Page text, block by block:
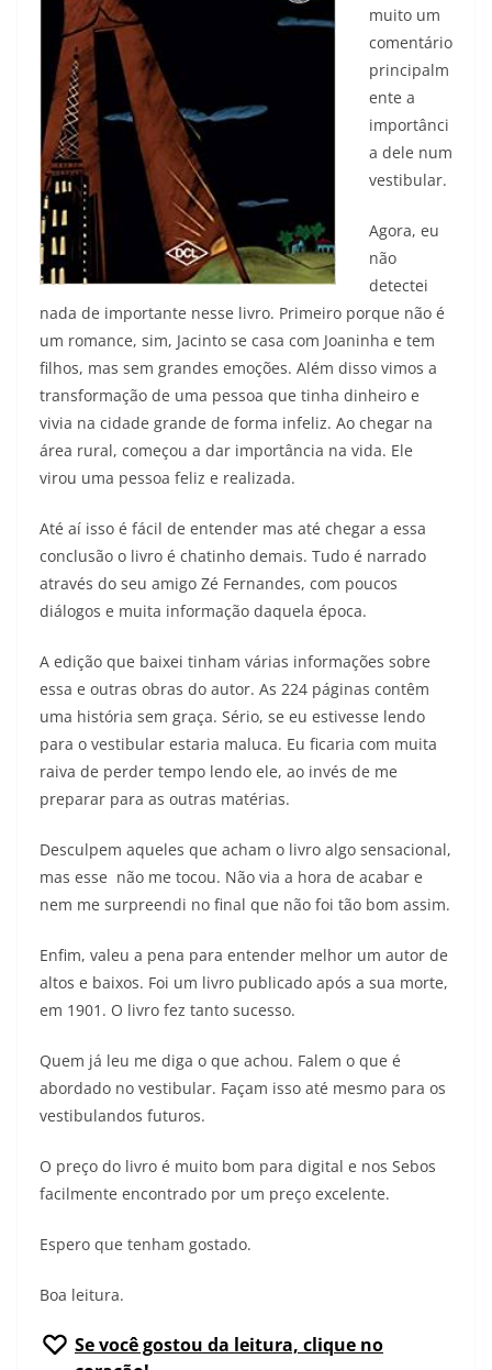
muito um
comentário
principalm
ente a
importânci
a dele num
vestibular.
Agora, eu
não
detectei
nada de importante nesse livro. Primeiro porque não é
um romance, sim, Jacinto se casa com Joaninha e tem
filhos, mas sem grandes emoções. Além disso vimos a
transformação de uma pessoa que tinha dinheiro e
vivia na cidade grande de forma infeliz. Ao chegar na
área rural, começou a dar importância na vida. Ele
virou uma pessoa feliz e realizada.
Até aí isso é fácil de entender mas até chegar a essa
conclusão o livro é chatinho demais. Tudo é narrado
através do seu amigo Zé Fernandes, com poucos
diálogos e muita informação daquela época.
A edição que baixei tinham várias informações sobre
essa e outras obras do autor. As 224 páginas contêm
uma história sem graça. Sério, se eu estivesse lendo
para o vestibular estaria maluca. Eu ficaria com muita
raiva de perder tempo lendo ele, ao invés de me
preparar para as outras matérias.
Desculpem aqueles que acham o livro algo sensacional,
mas esse não me tocou. Não via a hora de acabar e
nem me surpreendi no final que não foi tão bom assim.
Enfim, valeu a pena para entender melhor um autor de
altos e baixos. Foi um livro publicado após a sua morte,
em 1901. O livro fez tanto sucesso.
Quem já leu me diga o que achou. Falem o que é
abordado no vestibular. Façam isso até mesmo para os
vestibulandos futuros.
O preço do livro é muito bom para digital e nos Sebos
facilmente encontrado por um preço excelente.
Espero que tenham gostado.
Boa leitura.
Se você gostou da leitura, clique no